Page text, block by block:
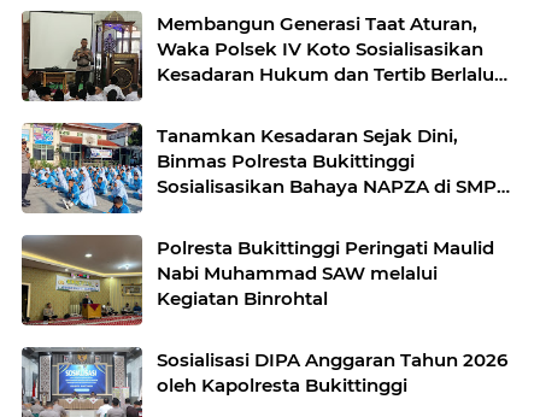
Membangun Generasi Taat Aturan,
Waka Polsek IV Koto Sosialisasikan
Kesadaran Hukum dan Tertib Berlalu
Tanamkan Kesadaran Sejak Dini,
Binmas Polresta Bukittinggi
Sosialisasikan Bahaya NAPZA di SMPN
Polresta Bukittinggi Peringati Maulid
Nabi Muhammad SAW melalui
Kegiatan Binrohtal
Sosialisasi DIPA Anggaran Tahun 2026
oleh Kapolresta Bukittinggi